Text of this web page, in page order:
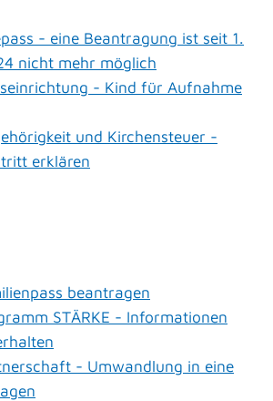
- eine Beantragung ist seit 1.
nicht mehr möglich
- Kind für Aufnahme
und Kirchensteuer -
erklären
beantragen
STÄRKE - Informationen
- Umwandlung in eine